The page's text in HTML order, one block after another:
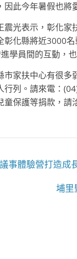
因此今年暑假也將
震光表示，彰化
彰化縣將近3000
學員間的互動，
市家扶中心有很
行列。請來電：
童保護等捐款，請
事體驗營打造成
埔里